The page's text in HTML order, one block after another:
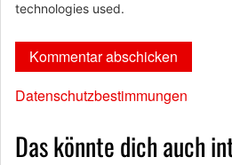
technologies used.
Datenschutzbestimmungen
Das könnte dich auch